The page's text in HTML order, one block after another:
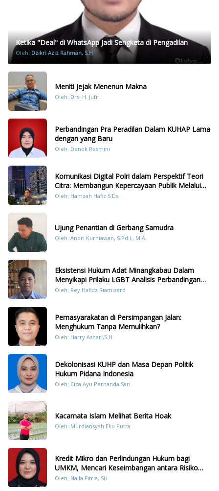
Ketika "Deal" di WhatsApp Jadi Sengketa di Pengadilan
Oleh: Dzikri Aziz Rahman, S.H
Meniti Jejak Menenun Makna
Oleh: Drs. H. Jufri
Perbandingan Pra Peradilan Dalam KUHAP Lama
dengan yang Baru
Oleh: Denok Resmini
Komunikasi Digital Polri dalam Perspektif Teori
Citra: Membangun Kepercayaan Publik Melalui
Konten Humanis Kesiapsiagaan Bencana di
Oleh: Hamzah Hafiz S.Ds.
Ujung Penantian di Gerbang Samudra
Oleh: Andri Kurniawan, S.Pd.I., M.A.
Eksistensi Hukum Adat Minangkabau Dalam
Menyikapi Prilaku LGBT Analisis Perbandingan
Dengan Hukum Pidana
Oleh: Rey Hafidz Riamizard
Pemasyarakatan di Persimpangan Jalan:
Menghukum Tanpa Memulihkan?
Oleh: Harry Ashari,S.H.
Dekolonisasi KUHP dan Masa Depan Politik
Hukum Pidana Indonesia
Oleh: Cica Ayu Pernanda Sari
Kacamata Islam Melihat Berita Hoak
Oleh: Murdiansyah Eko Putra
Kredit Mikro dan Perlindungan Hukum bagi
UMKM, Mencari Keseimbangan antara Risiko
dan Akses
Oleh: Naila Fitria, SH